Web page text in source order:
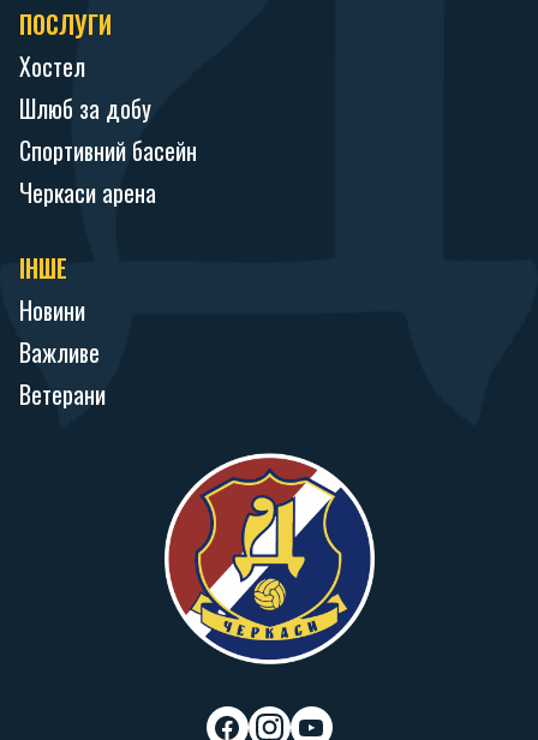
ПОСЛУГИ
Хостел
Шлюб за добу
Спортивний басейн
Черкаси арена
ІНШЕ
Новини
Важливе
Ветерани